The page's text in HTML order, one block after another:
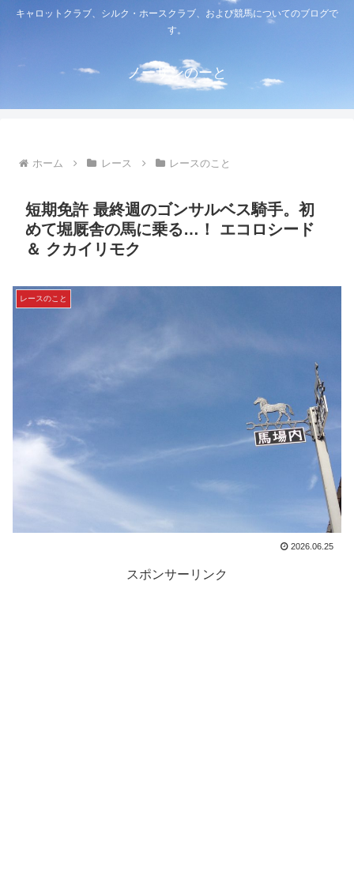
キャロットクラブ、シルク・ホースクラブ、および競馬についてのブログで
す。
ノーザンのーと
ホーム レース レースのこと
短期免許 最終週のゴンサルベス騎手。初
めて堀厩舎の馬に乗る…！ エコロシード
＆ クカイリモク
レースのこと
2026.06.25
スポンサーリンク